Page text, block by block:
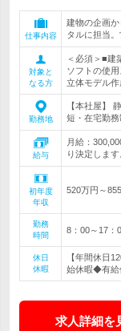
仕事内容
建物の企画
タルに担当
対象と
なる方
＜必須＞■建
ソフトの使
立体モデル
勤務地
【本社屋】
短・在宅勤
給与
月給：
り決定しま
初年度
年収
520万円～
勤務
時間
8：00～17：
休日
休暇
【年間休日
始休暇◆有給
求人詳細を